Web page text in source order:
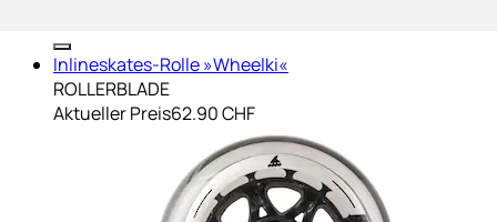
Inlineskates-Rolle »Wheelki«
ROLLERBLADE
Aktueller Preis62.90 CHF